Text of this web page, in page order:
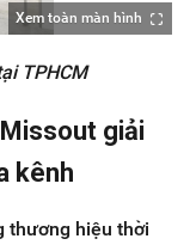
Xem toàn màn hình
TPHCM
giải
kênh
thương hiệu thời